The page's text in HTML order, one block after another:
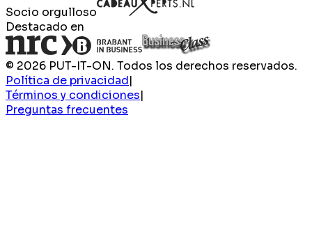
Socio orgulloso
Destacado en
© 2026 PUT-IT-ON. Todos los derechos reservados.
Política de privacidad|
Términos y condiciones|
Preguntas frecuentes